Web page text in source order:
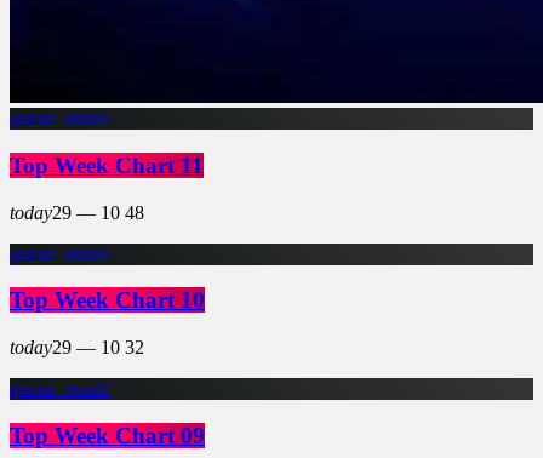
queue_music
Top Week Chart 11
today29 — 10 48
queue_music
Top Week Chart 10
today29 — 10 32
queue_music
Top Week Chart 09